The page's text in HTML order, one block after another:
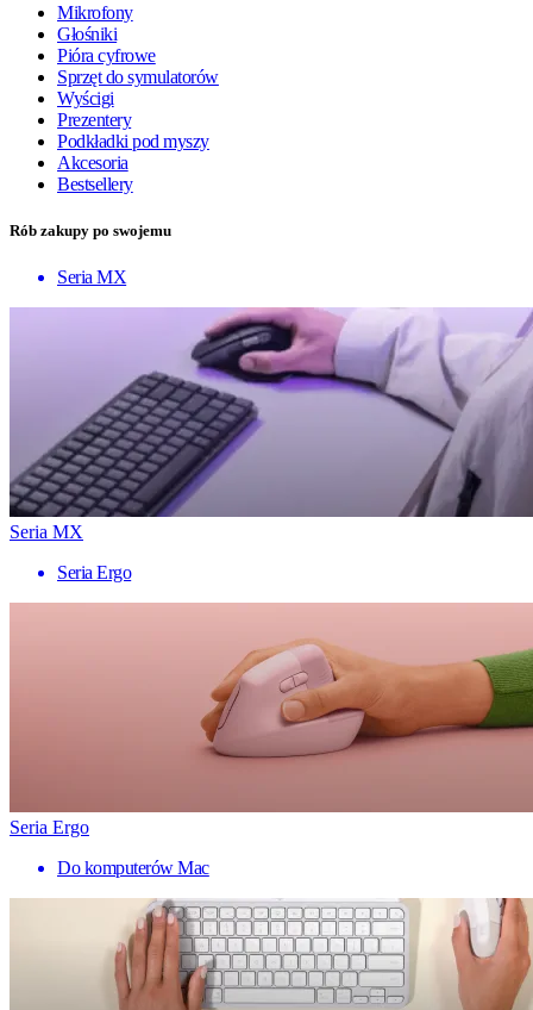
Mikrofony
Głośniki
Pióra cyfrowe
Sprzęt do symulatorów
Wyścigi
Prezentery
Podkładki pod myszy
Akcesoria
Bestsellery
Rób zakupy po swojemu
Seria MX
Seria MX
Seria Ergo
Seria Ergo
Do komputerów Mac